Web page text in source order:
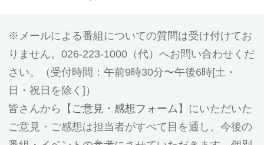
メールによる番組についての質問は受け付けてお
りません。026-223-1000（代）へお問い合わせくだ
さい。（受付時間：午前9時30分〜午後6時[土・
日・祝日を除く]）
皆さんから【 ご意見・感想フォーム 】にいただいた
ご意見・ご感想は担当者がすべて目を通し、今後の